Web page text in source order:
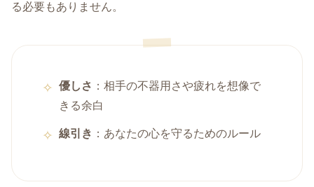
る必要もありません。
優しさ ：相手の不器用さや疲れを想像で
きる余白
線引き ：あなたの心を守るためのルール